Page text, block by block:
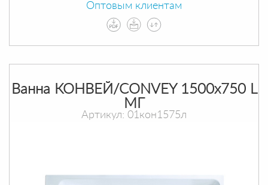
Оптовым клиентам
Ванна КОНВЕЙ/CONVEY 1500х750 L
МГ
Артикул: 01кон1575л